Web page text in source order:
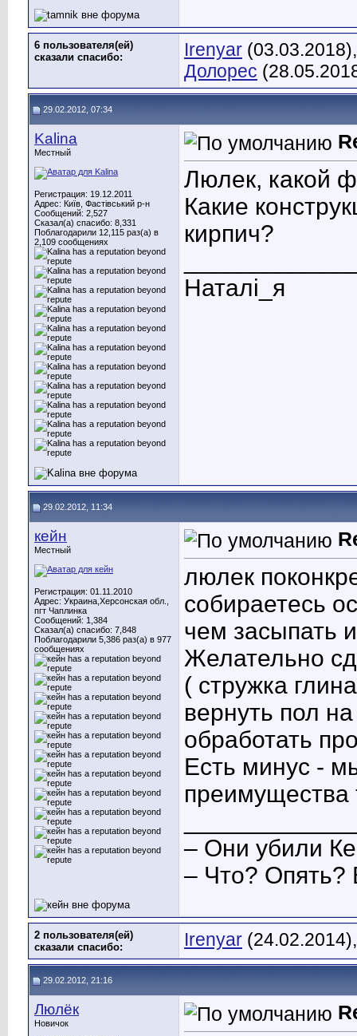
6 пользователя(ей)
сказали cпасибо:
Irenyar
Долорес
29.02.2012, 07:34
Kalina
Местный
Регистрация: 19.12.2011
Адрес: Київ, Фастівський р-н
Сообщений: 2,527
Сказал(а) спасибо: 8,331
Поблагодарили 12,115 раз(а) в
2,109 сообщениях
Люлек, какой
Какие
кирпич?
Наталі_я
29.02.2012, 11:34
кейн
Местный
Регистрация: 01.11.2010
Адрес: Украина,Херсонская обл.,
пгт Чаплинка
Сообщений: 1,384
Сказал(а) спасибо: 7,848
Поблагодарили 5,386 раз(а) в 977
сообщениях
люлек
собираетесь
чем засыпать
Желательно
( стружка
вернуть пол
обработать
Есть минус -
преимущества
– Они убили
– Что? Опять?
2 пользователя(ей)
сказали cпасибо:
Irenyar
29.02.2012, 21:16
Люлёк
Новичок